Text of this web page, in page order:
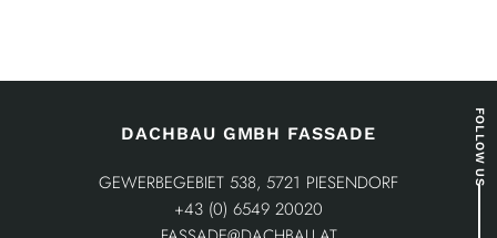
DACHBAU GMBH FASSADE
GEWERBEGEBIET 538, 5721 PIESENDORF
+43 (0) 6549 20020
FOLLOW US